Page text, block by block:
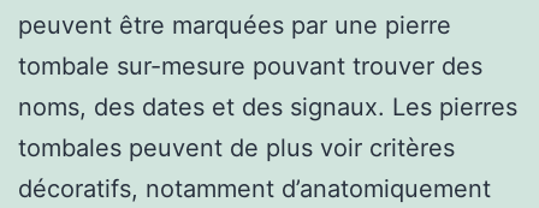
peuvent être marquées par une pierre
tombale sur-mesure pouvant trouver des
noms, des dates et des signaux. Les pierres
tombales peuvent de plus voir critères
décoratifs, notamment d’anatomiquement